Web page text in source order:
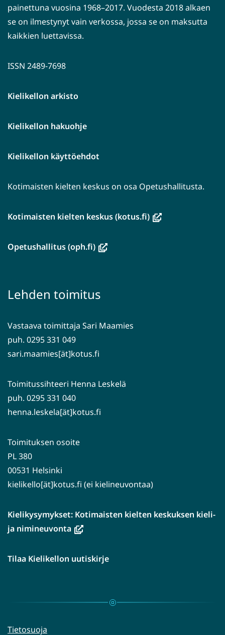
painettuna vuosina 1968–2017. Vuodesta 2018 alkaen
se on ilmestynyt vain verkossa, jossa se on maksutta
kaikkien luettavissa.
ISSN 2489-7698
Kielikellon arkisto
Kielikellon hakuohje
Kielikellon käyttöehdot
Kotimaisten kielten keskus on osa Opetushallitusta.
Kotimaisten kielten keskus (kotus.fi)(avautuu
Opetushallitus (oph.fi)(avautuu
toiseen
Lehden toimitus
Vastaava toimittaja Sari Maamies
puh. 0295 331 049
sari.maamies[ät]kotus.fi
Toimitussihteeri Henna Leskelä
puh. 0295 331 040
henna.leskela[ät]kotus.fi
Toimituksen osoite
PL 380
00531 Helsinki
kielikello[ät]kotus.fi (ei kielineuvontaa)
Kielikysymykset: Kotimaisten kielten keskuksen kieli-
ja nimineuvonta(avautuu
ikkunaan,
palveluun)
Tilaa Kielikellon uutiskirje
Tietosuoja